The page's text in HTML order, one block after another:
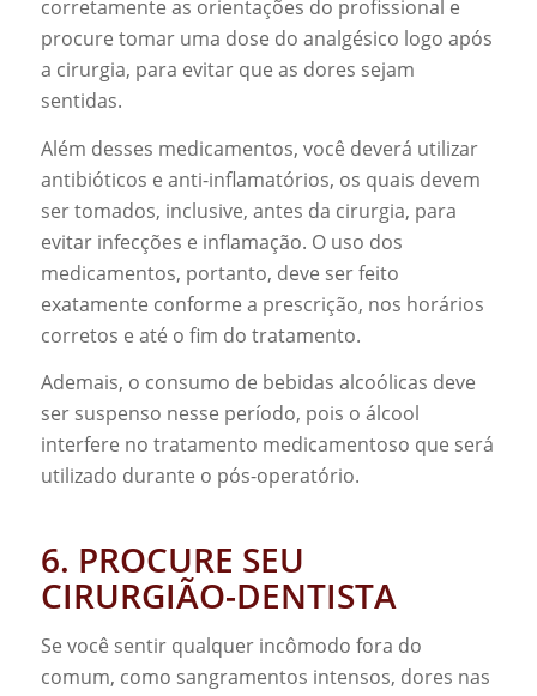
corretamente as orientações do profissional e
procure tomar uma dose do analgésico logo após
a cirurgia, para evitar que as dores sejam
sentidas.
Além desses medicamentos, você deverá utilizar
antibióticos e anti-inflamatórios, os quais devem
ser tomados, inclusive, antes da cirurgia, para
evitar infecções e inflamação. O uso dos
medicamentos, portanto, deve ser feito
exatamente conforme a prescrição, nos horários
corretos e até o fim do tratamento.
Ademais, o consumo de bebidas alcoólicas deve
ser suspenso nesse período, pois o álcool
interfere no tratamento medicamentoso que será
utilizado durante o pós-operatório.
6. PROCURE SEU
CIRURGIÃO-DENTISTA
Se você sentir qualquer incômodo fora do
comum, como sangramentos intensos, dores nas